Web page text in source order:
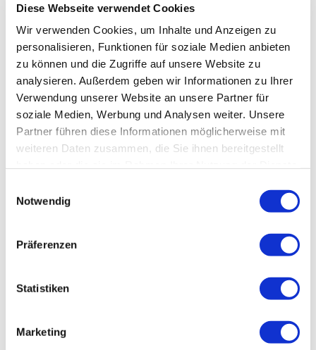
Diese Webseite verwendet Cookies
Wir verwenden Cookies, um Inhalte und Anzeigen zu
personalisieren, Funktionen für soziale Medien anbieten
zu können und die Zugriffe auf unsere Website zu
analysieren. Außerdem geben wir Informationen zu Ihrer
Verwendung unserer Website an unsere Partner für
soziale Medien, Werbung und Analysen weiter. Unsere
Partner führen diese Informationen möglicherweise mit
weiteren Daten zusammen, die Sie ihnen bereitgestellt
Notwendig
Präferenzen
Statistiken
Marketing
Die Entscheidung für eine eigene Produktion in
Deutschland ist nicht nur ein strategischer Schritt
zur Versorgungssicherheit – sie reduziert auch
signifikant Emissionen durch internationale
Transporte und ermöglicht ressourcenschonendes
Wirtschaften vor Ort. Energieeffiziente
Anlagentechnik, automatisierte Abläufe und
transparente Prozesse machen BISON zu einem
Vorreiter in Sachen nachhaltiger
Einmalhandschuhproduktion – mit einem
Phänomenalen CO₂-Einsparungsprofl:Im Vergleich
spart BISON mehr als 80 % CO₂.
Material, Mensch, Miteinander
Neben dem ökologischen Fußabdruck achtet BISON
konsequent auf faire Arbeitsbedingungen, kurze
Partnerschaften. Wo möglich, werden Materialien in
Europa mit Blick auf Nachhaltigkeit beschafft – ohne